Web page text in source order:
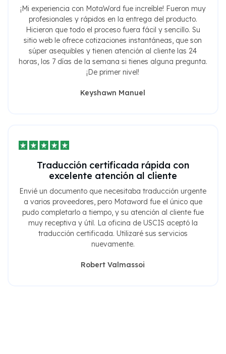
¡Mi experiencia con MotaWord fue increíble! Fueron muy
profesionales y rápidos en la entrega del producto.
Hicieron que todo el proceso fuera fácil y sencillo. Su
sitio web le ofrece cotizaciones instantáneas, que son
súper asequibles y tienen atención al cliente las 24
horas, los 7 días de la semana si tienes alguna pregunta.
¡De primer nivel!
Keyshawn Manuel
Traducción certificada rápida con
excelente atención al cliente
Envié un documento que necesitaba traducción urgente
a varios proveedores, pero Motaword fue el único que
pudo completarlo a tiempo, y su atención al cliente fue
muy receptiva y útil. La oficina de USCIS aceptó la
traducción certificada. Utilizaré sus servicios
nuevamente.
Robert Valmassoi